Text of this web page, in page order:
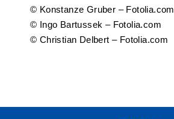
© Konstanze Gruber – Fotolia.com
© Ingo Bartussek – Fotolia.com
© Christian Delbert – Fotolia.com